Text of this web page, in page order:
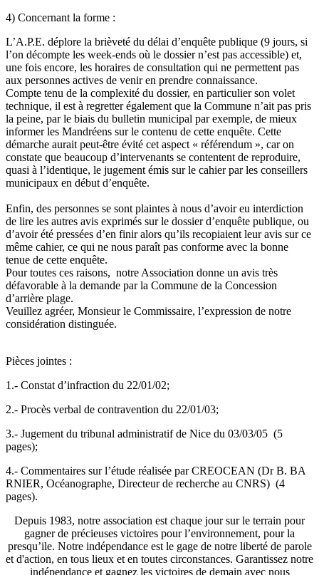
4) Concernant la forme :
L’A.P.E. déplore la brièveté du délai d’enquête publique (9 jours, si
l’on décompte les week-ends où le dossier n’est pas accessible) et,
une fois encore, les horaires de consultation qui ne permettent pas
aux personnes actives de venir en prendre connaissance.
Compte tenu de la complexité du dossier, en particulier son volet
technique, il est à regretter également que la Commune n’ait pas pris
la peine, par le biais du bulletin municipal par exemple, de mieux
informer les Mandréens sur le contenu de cette enquête. Cette
démarche aurait peut-être évité cet aspect « référendum », car on
constate que beaucoup d’intervenants se contentent de reproduire,
quasi à l’identique, le jugement émis sur le cahier par les conseillers
municipaux en début d’enquête.
Enfin, des personnes se sont plaintes à nous d’avoir eu interdiction
de lire les autres avis exprimés sur le dossier d’enquête publique, ou
d’avoir été pressées d’en finir alors qu’ils recopiaient leur avis sur ce
même cahier, ce qui ne nous paraît pas conforme avec la bonne
tenue de cette enquête.
Pour toutes ces raisons, notre Association donne un avis très
défavorable à la demande par la Commune de la Concession
d’arrière plage.
Veuillez agréer, Monsieur le Commissaire, l’expression de notre
considération distinguée.
Pièces jointes :
1.- Constat d’infraction du 22/01/02;
2.- Procès verbal de contravention du 22/01/03;
3.- Jugement du tribunal administratif de Nice du 03/03/05 (5
pages);
4.- Commentaires sur l’étude réalisée par CREOCEAN (Dr B. BA
RNIER, Océanographe, Directeur de recherche au CNRS) (4
pages).
Depuis 1983, notre association est chaque jour sur le terrain pour
gagner de précieuses victoires pour l’environnement, pour la
presqu’ile. Notre indépendance est le gage de notre liberté de parole
et d'action, en tous lieux et en toutes circonstances. Garantissez notre
indépendance et gagnez les victoires de demain avec nous